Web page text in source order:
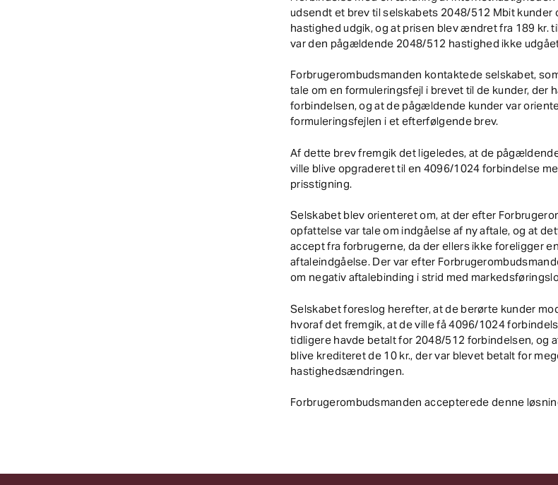
udsendt et brev til selskabets 2048/512 Mbit kunder
hastighed udgik, og at prisen blev ændret fra 189 kr.
var den pågældende 2048/512 hastighed ikke
Forbrugerombudsmanden kontaktede selskabet,
tale om en formuleringsfejl i brevet til de kunder, der
forbindelsen, og at de pågældende kunder var
formuleringsfejlen i et efterfølgende brev.
Af dette brev fremgik det ligeledes, at de
ville blive opgraderet til en 4096/1024 forbindelse
prisstigning.
Selskabet blev orienteret om, at der efter
opfattelse var tale om indgåelse af ny aftale, og at
accept fra forbrugerne, da der ellers ikke foreligger
aftaleindgåelse. Der var efter
om negativ aftalebinding i strid med
Selskabet foreslog herefter, at de berørte kunder
hvoraf det fremgik, at de ville få 4096/1024
tidligere havde betalt for 2048/512 forbindelsen, og
blive krediteret de 10 kr., der var blevet betalt for
hastighedsændringen.
Forbrugerombudsmanden accepterede denne